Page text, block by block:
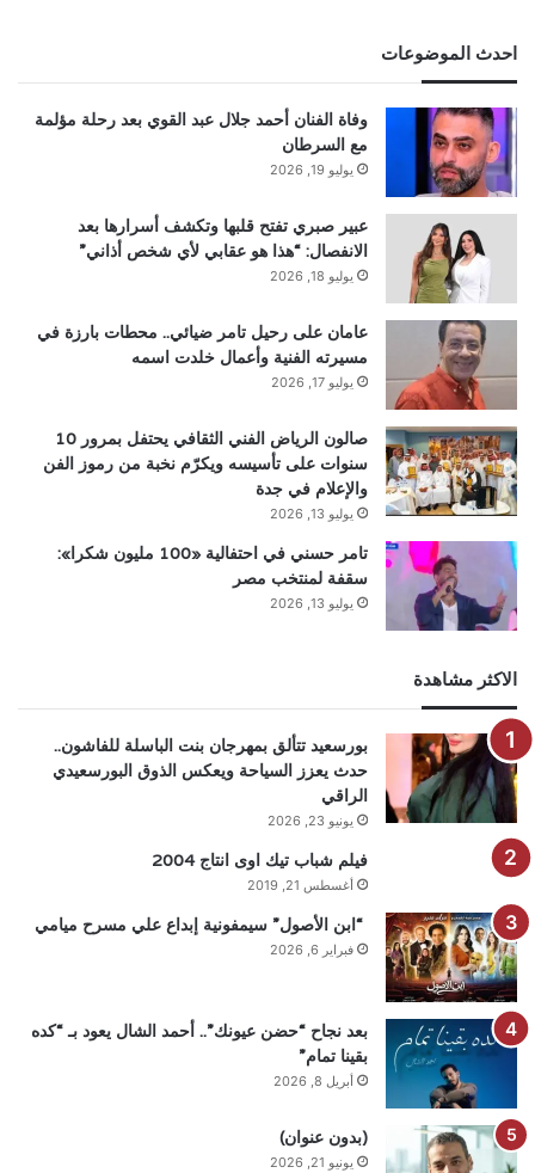
احدث الموضوعات
وفاة الفنان أحمد جلال عبد القوي بعد رحلة مؤلمة
مع السرطان
يوليو 19, 2026
عبير صبري تفتح قلبها وتكشف أسرارها بعد
الانفصال: “هذا هو عقابي لأي شخص أذاني”
يوليو 18, 2026
عامان على رحيل تامر ضيائي.. محطات بارزة في
مسيرته الفنية وأعمال خلدت اسمه
يوليو 17, 2026
صالون الرياض الفني الثقافي يحتفل بمرور 10
سنوات على تأسيسه ويكرّم نخبة من رموز الفن
والإعلام في جدة
يوليو 13, 2026
تامر حسني في احتفالية «100 مليون شكرا»:
سقفة لمنتخب مصر
يوليو 13, 2026
الاكثر مشاهدة
بورسعيد تتألق بمهرجان بنت الباسلة للفاشون..
حدث يعزز السياحة ويعكس الذوق البورسعيدي
الراقي
يونيو 23, 2026
فيلم شباب تيك اوى انتاج 2004
أغسطس 21, 2019
“ابن الأصول” سيمفونية إبداع علي مسرح ميامي
فبراير 6, 2026
بعد نجاح “حضن عيونك”.. أحمد الشال يعود بـ “كده
بقينا تمام”
أبريل 8, 2026
(بدون عنوان)
يونيو 21, 2026